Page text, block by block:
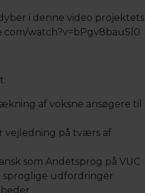
i denne video projektets
watch?v=bPgv8bauSl0
af voksne ansøgere til
vejledning på tværs af
som Andetsprog på VUC
sproglige udfordringer